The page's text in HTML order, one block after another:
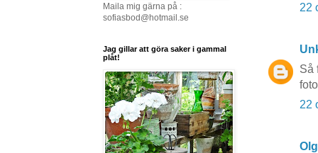
22
Så
22
Maila mig gärna på :
sofiasbod@hotmail.se
Jag gillar att göra saker i gammal
plåt!